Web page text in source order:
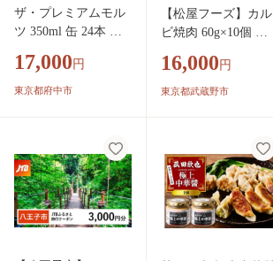
ザ・プレミアムモル
ツ 350ml 缶 24本 ビ
沖縄・離島配送不可
【送料無料 お取り寄
ト 人気 おすすめ 家
飲み 晩酌 バーベキ
ュー キャンプ アウ
トドア】
17,000 円
東京都府中市
【松屋フーズ】カル
ビ焼肉 60g×10個 カ
肉 肉 冷凍 ご飯 ごは
ん おかず 夜食 非常
16,000 円
東京都武蔵野市